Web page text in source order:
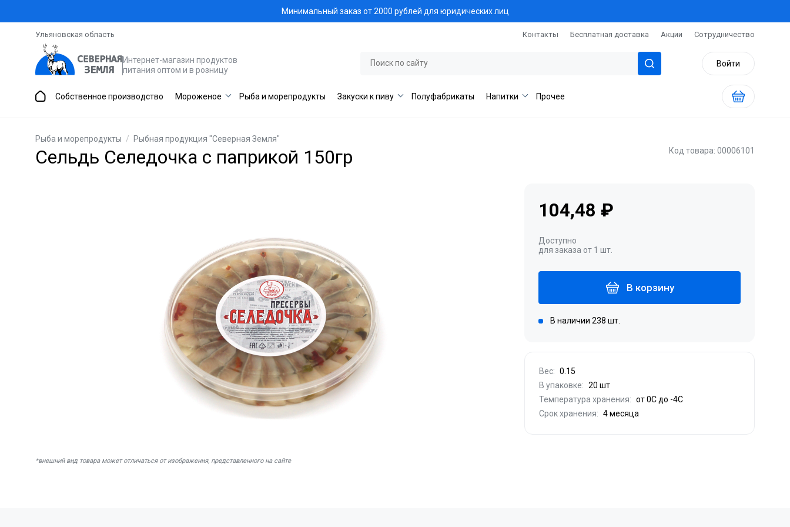
Минимальный заказ от 2000 рублей для юридических лиц
Ульяновская область Контакты Бесплатная доставка Акции Сотрудничество
Интернет-магазин продуктов
питания оптом и в розницу
Войти
Собственное производство Мороженое Рыба и морепродукты Закуски к пиву Полуфабрикаты Напитки Прочее
Рыба и морепродукты / Рыбная продукция "Северная Земля"
Сельдь Селедочка с паприкой 150гр Код товара: 00006101
*внешний вид товара может отличаться от изображения, представленного на сайте
104,48 ₽
Доступно
для заказа от 1 шт.
В корзину
В наличии 238 шт.
Вес: 0.15
В упаковке: 20 шт
Температура хранения: от 0С до -4С
Срок хранения: 4 месяца